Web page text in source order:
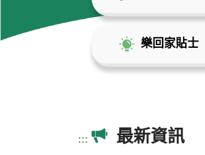
樂回家貼士
::: 最新資訊